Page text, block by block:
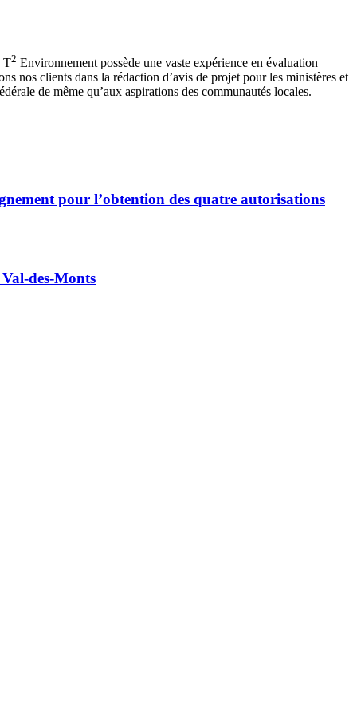
T2 Environnement possède une vaste expérience en évaluation
nos clients dans la rédaction d’avis de projet pour les ministères et
de même qu’aux aspirations des communautés locales.
pour l’obtention des quatre autorisations
des-Monts